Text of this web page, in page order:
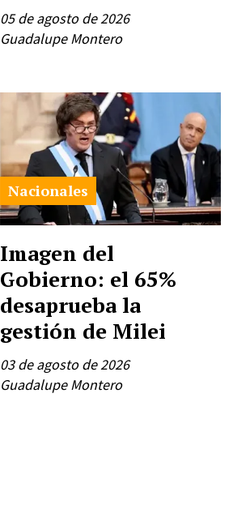
Guadalupe Montero
05 de agosto de 2026
Imagen del
Gobierno: el 65%
desaprueba la
gestión de Milei
Guadalupe Montero
Nacionales
03 de agosto de 2026